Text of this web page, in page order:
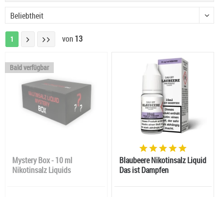
1 von 13
Bald verfügbar
Mystery Box - 10 ml
Nikotinsalz Liquids
Blaubeere Nikotinsalz Liquid
Das ist Dampfen